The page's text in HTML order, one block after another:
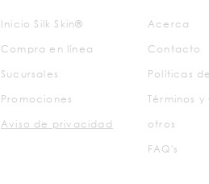
Inicio Silk Skin®
Compra en línea
Sucursales
Promociones
Aviso de privacidad
Acerca
Contacto
Políticas
Términos
otros
FAQ's